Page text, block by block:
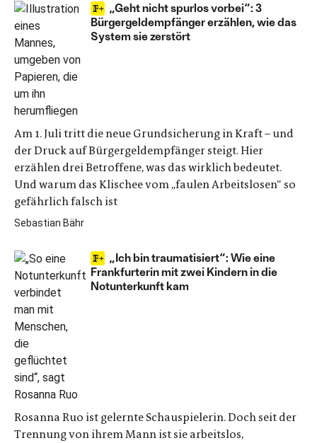
„Geht nicht spurlos vorbei“: 3
Bürgergeldempfänger erzählen, wie das
System sie zerstört
Am 1. Juli tritt die neue Grundsicherung in Kraft – und
der Druck auf Bürgergeldempfänger steigt. Hier
erzählen drei Betroffene, was das wirklich bedeutet.
Und warum das Klischee vom „faulen Arbeitslosen“ so
gefährlich falsch ist
Sebastian Bähr
„Ich bin traumatisiert“: Wie eine
Frankfurterin mit zwei Kindern in die
Notunterkunft kam
Rosanna Ruo ist gelernte Schauspielerin. Doch seit der
Trennung von ihrem Mann ist sie arbeitslos,